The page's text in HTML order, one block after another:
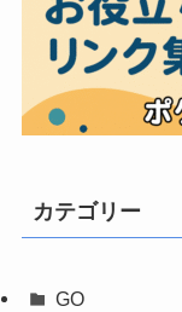
カテゴリー
GO